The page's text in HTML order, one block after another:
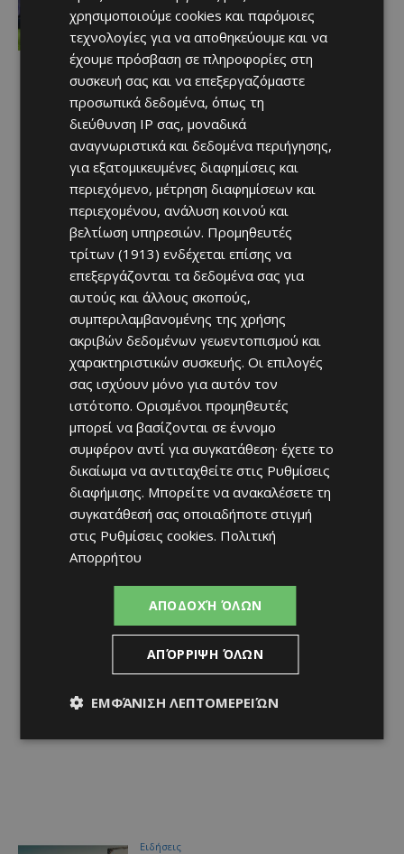
προανήγγειλαν οι Ρουμάνοι
Afentiko - 08/08/2026
Ειδήσεις
χρησιμοποιούμε cookies και παρόμοιες
τεχνολογίες για να αποθηκεύουμε και να
έχουμε πρόσβαση σε πληροφορίες στη
συσκευή σας και να επεξεργαζόμαστε
προσωπικά δεδομένα, όπως τη
διεύθυνση IP σας, μοναδικά
αναγνωριστικά και δεδομένα περιήγησης,
για εξατομικευμένες διαφημίσεις και
περιεχόμενο, μέτρηση διαφημίσεων και
περιεχομένου, ανάλυση κοινού και
βελτίωση υπηρεσιών. Προμηθευτές
τρίτων (1913) ενδέχεται επίσης να
επεξεργάζονται τα δεδομένα σας για
αυτούς και άλλους σκοπούς,
συμπεριλαμβανομένης της χρήσης
ακριβών δεδομένων γεωεντοπισμού και
χαρακτηριστικών συσκευής. Οι επιλογές
σας ισχύουν μόνο για αυτόν τον
ιστότοπο. Ορισμένοι προμηθευτές
μπορεί να βασίζονται σε έννομο
συμφέρον αντί για συγκατάθεση· έχετε το
δικαίωμα να αντιταχθείτε στις Ρυθμίσεις
διαφήμισης. Μπορείτε να ανακαλέσετε τη
συγκατάθεσή σας οποιαδήποτε στιγμή
στις Ρυθμίσεις cookies. Πολιτική
Απορρήτου
ΑΠΟΔΟΧΉ ΌΛΩΝ
ΑΠΌΡΡΙΨΗ ΌΛΩΝ
ΕΜΦΆΝΙΣΗ ΛΕΠΤΟΜΕΡΕΙΏΝ